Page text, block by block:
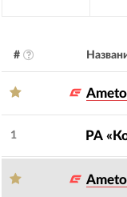
#
1 РА